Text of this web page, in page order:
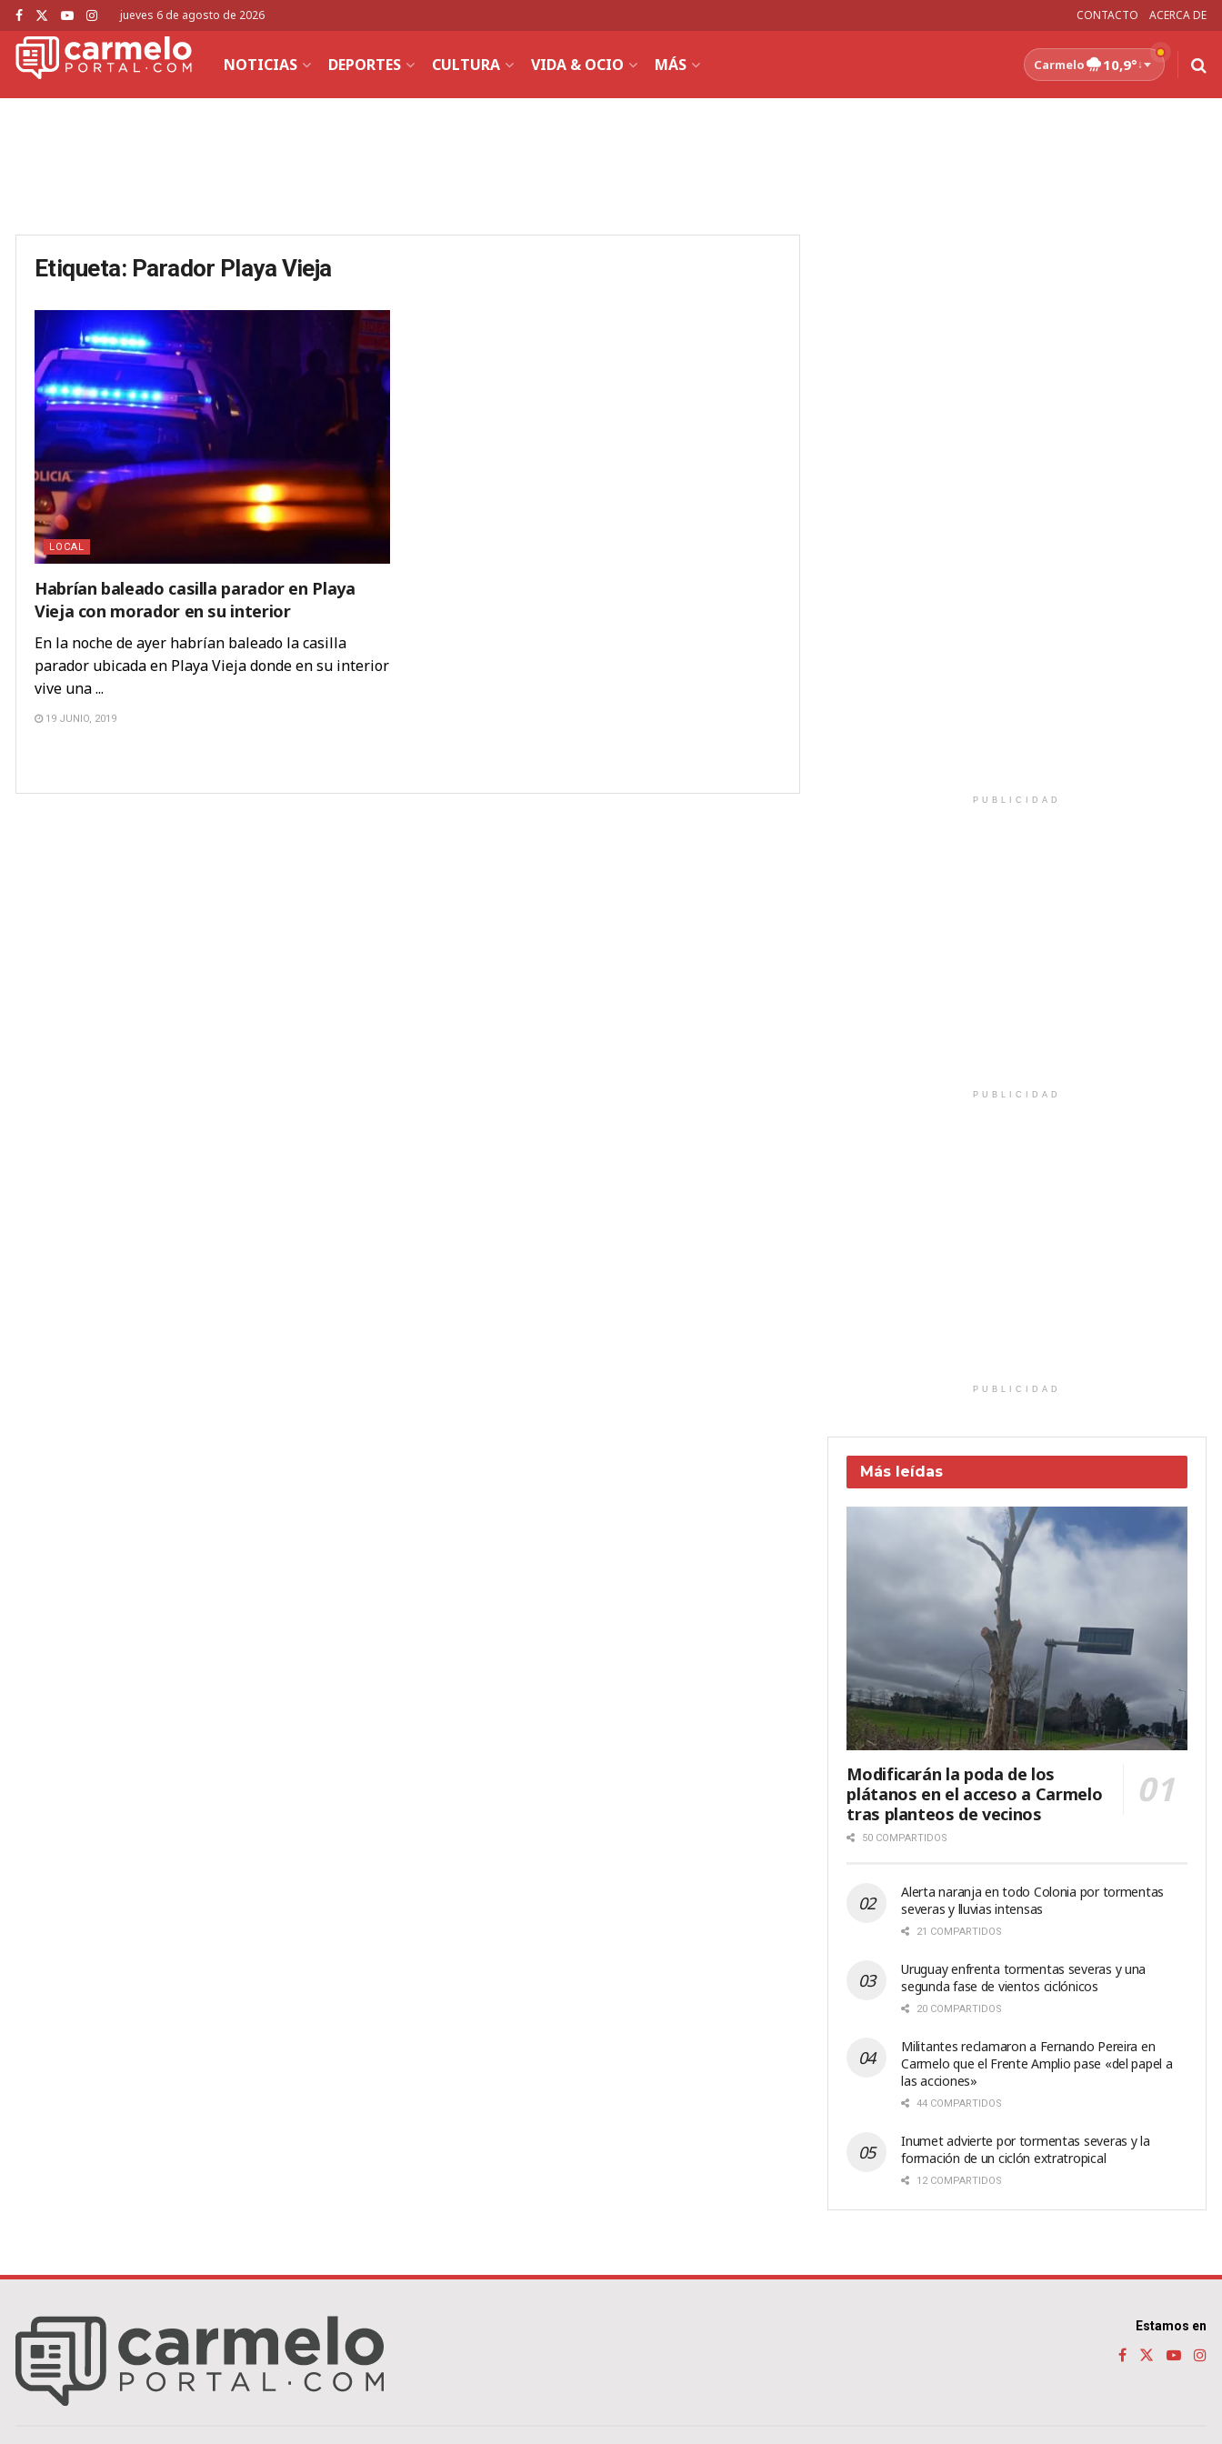
jueves 6 de agosto de 2026 CONTACTO ACERCA DE
NOTICIAS DEPORTES CULTURA VIDA & OCIO MÁS Carmelo 10,9°↓
Etiqueta: Parador Playa Vieja
LOCAL
Habrían baleado casilla parador en Playa
Vieja con morador en su interior
En la noche de ayer habrían baleado la casilla
parador ubicada en Playa Vieja donde en su interior
vive una ...
19 JUNIO, 2019
PUBLICIDAD
PUBLICIDAD
PUBLICIDAD
Más leídas
Modificarán la poda de los
plátanos en el acceso a Carmelo
tras planteos de vecinos
50 COMPARTIDOS
Alerta naranja en todo Colonia por tormentas
severas y lluvias intensas
21 COMPARTIDOS
Uruguay enfrenta tormentas severas y una
segunda fase de vientos ciclónicos
20 COMPARTIDOS
Militantes reclamaron a Fernando Pereira en
Carmelo que el Frente Amplio pase «del papel a
las acciones»
44 COMPARTIDOS
Inumet advierte por tormentas severas y la
formación de un ciclón extratropical
12 COMPARTIDOS
Estamos en